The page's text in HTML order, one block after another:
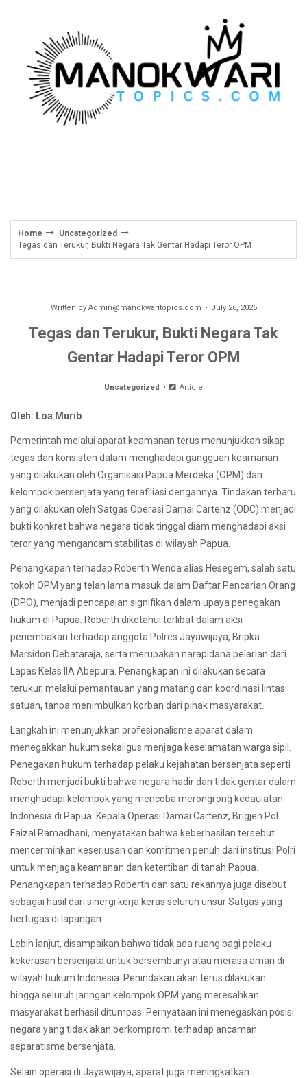
Home
Uncategorized
Tegas dan Terukur, Bukti Negara Tak Gentar Hadapi Teror OPM
Written by Admin@manokwaritopics.com July 26, 2025
Tegas dan Terukur, Bukti Negara Tak
Gentar Hadapi Teror OPM
Uncategorized Article
Oleh: Loa Murib
Pemerintah melalui aparat keamanan terus menunjukkan sikap
tegas dan konsisten dalam menghadapi gangguan keamanan
yang dilakukan oleh Organisasi Papua Merdeka (OPM) dan
kelompok bersenjata yang terafiliasi dengannya. Tindakan terbaru
yang dilakukan oleh Satgas Operasi Damai Cartenz (ODC) menjadi
bukti konkret bahwa negara tidak tinggal diam menghadapi aksi
teror yang mengancam stabilitas di wilayah Papua.
Penangkapan terhadap Roberth Wenda alias Hesegem, salah satu
tokoh OPM yang telah lama masuk dalam Daftar Pencarian Orang
(DPO), menjadi pencapaian signifikan dalam upaya penegakan
hukum di Papua. Roberth diketahui terlibat dalam aksi
penembakan terhadap anggota Polres Jayawijaya, Bripka
Marsidon Debataraja, serta merupakan narapidana pelarian dari
Lapas Kelas IIA Abepura. Penangkapan ini dilakukan secara
terukur, melalui pemantauan yang matang dan koordinasi lintas
satuan, tanpa menimbulkan korban dari pihak masyarakat.
Langkah ini menunjukkan profesionalisme aparat dalam
menegakkan hukum sekaligus menjaga keselamatan warga sipil.
Penegakan hukum terhadap pelaku kejahatan bersenjata seperti
Roberth menjadi bukti bahwa negara hadir dan tidak gentar dalam
menghadapi kelompok yang mencoba merongrong kedaulatan
Indonesia di Papua. Kepala Operasi Damai Cartenz, Brigjen Pol.
Faizal Ramadhani, menyatakan bahwa keberhasilan tersebut
mencerminkan keseriusan dan komitmen penuh dari institusi Polri
untuk menjaga keamanan dan ketertiban di tanah Papua.
Penangkapan terhadap Roberth dan satu rekannya juga disebut
sebagai hasil dari sinergi kerja keras seluruh unsur Satgas yang
bertugas di lapangan.
Lebih lanjut, disampaikan bahwa tidak ada ruang bagi pelaku
kekerasan bersenjata untuk bersembunyi atau merasa aman di
wilayah hukum Indonesia. Penindakan akan terus dilakukan
hingga seluruh jaringan kelompok OPM yang meresahkan
masyarakat berhasil ditumpas. Pernyataan ini menegaskan posisi
negara yang tidak akan berkompromi terhadap ancaman
separatisme bersenjata.
Selain operasi di Jayawijaya, aparat juga meningkatkan